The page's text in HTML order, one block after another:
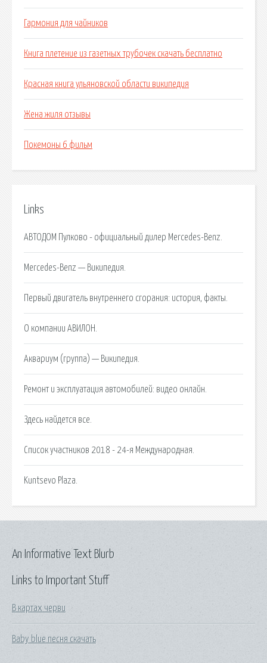
Гармония для чайников
Книга плетение из газетных трубочек скачать бесплатно
Красная книга ульяновской области википедия
Жена жиля отзывы
Покемоны 6 фильм
Links
АВТОДОМ Пулково - официальный дилер Mercedes-Benz.
Mercedes-Benz — Википедия.
Первый двигатель внутреннего сгорания: история, факты.
О компании АВИЛОН.
Аквариум (группа) — Википедия.
Ремонт и эксплуатация автомобилей: видео онлайн.
Здесь найдется все.
Список участников 2018 - 24-я Международная.
Kuntsevo Plaza.
Links to Important Stuff
В картах черви
Baby blue песня скачать
An Informative Text Blurb